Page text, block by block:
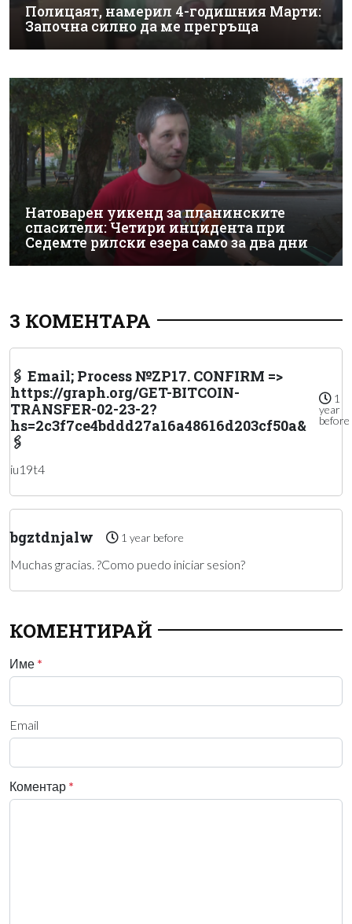
Полицаят, намерил 4-годишния Марти:
Започна силно да ме прегръща
Натоварен уикенд за планинските
спасители: Четири инцидента при
Седемте рилски езера само за два дни
3 КОМЕНТАРА
🖇 Email; Process №ZP17. CONFIRM =>
https://graph.org/GET-BITCOIN-
TRANSFER-02-23-2?
hs=2c3f7ce4bddd27a16a48616d203cf50a&
🖇
1
year
before
iu19t4
bgztdnjalw 1 year before
Muchas gracias. ?Como puedo iniciar sesion?
КОМЕНТИРАЙ
Име *
Email
Коментар *